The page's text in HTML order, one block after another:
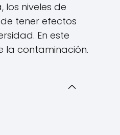
niveles de
tener efectos
En este
la contaminación.